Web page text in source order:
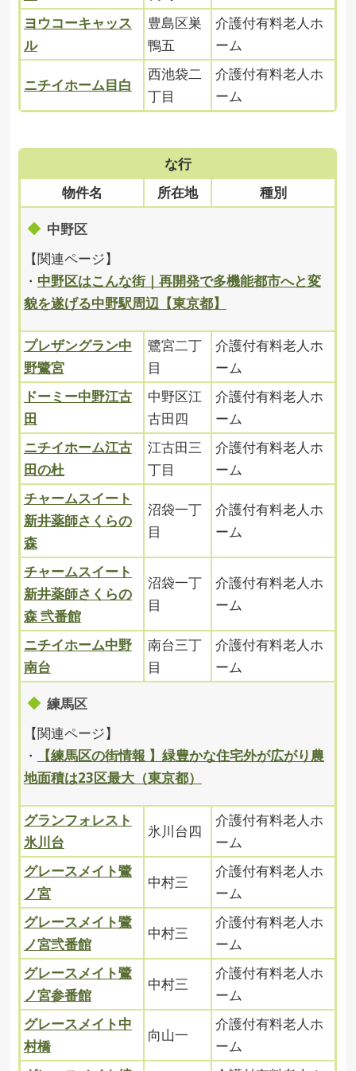
ヨウコーキャッス
ル
豊島区巣
鴨五
介護付有料老人ホ
ーム
ニチイホーム目白
西池袋二
丁目
介護付有料老人ホ
ーム
な行
物件名
所在地 種別
中野区
【関連ページ】
・ 中野区はこんな街｜再開発で多機能都市へと変
貌を遂げる中野駅周辺【東京都】
プレザングラン中
野鷺宮
鷺宮二丁
目
介護付有料老人ホ
ーム
ドーミー中野江古
田
中野区江
古田四
介護付有料老人ホ
ーム
ニチイホーム江古
田の杜
江古田三
丁目
介護付有料老人ホ
ーム
チャームスイート
新井薬師さくらの
森
沼袋一丁
目
介護付有料老人ホ
ーム
チャームスイート
新井薬師さくらの
森 弐番館
沼袋一丁
目
介護付有料老人ホ
ーム
ニチイホーム中野
南台
南台三丁
目
介護付有料老人ホ
ーム
練馬区
【関連ページ】
・
【練馬区の街情報 】緑豊かな住宅外が広がり農
地面積は23区最大（東京都）
グランフォレスト
氷川台
氷川台四
介護付有料老人ホ
ーム
グレースメイト鷺
ノ宮
中村三
介護付有料老人ホ
ーム
グレースメイト鷺
ノ宮弐番館
中村三
介護付有料老人ホ
ーム
グレースメイト鷺
ノ宮参番館
中村三
介護付有料老人ホ
ーム
グレースメイト中
村橋
向山一
介護付有料老人ホ
ーム